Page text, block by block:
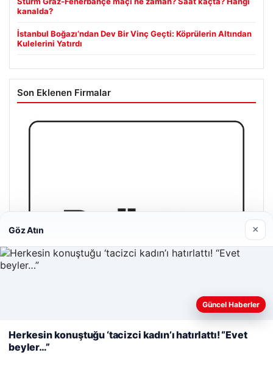
kanalda?
İstanbul Boğazı’ndan Dev Bir Vinç Geçti: Köprülerin Altından
Kulelerini Yatırdı
Son Eklenen Firmalar
Web sitemizi nasıl kullandığınızı daha iyi anlayabilmek,
kullanıyoruz.
Çerez Politikamız
Reddet
Göz Atın ×
Güncel Haberler
Herkesin konuştuğu ‘tacizci kadın’ı hatırlattı! “Evet
beyler…”